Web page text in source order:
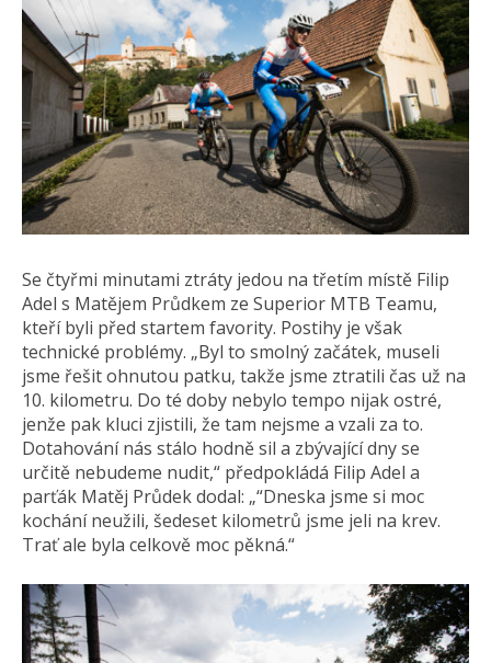
Se čtyřmi minutami ztráty jedou na třetím místě Filip
Adel s Matějem Průdkem ze Superior MTB Teamu,
kteří byli před startem favority. Postihy je však
technické problémy. „Byl to smolný začátek, museli
jsme řešit ohnutou patku, takže jsme ztratili čas už na
10. kilometru. Do té doby nebylo tempo nijak ostré,
jenže pak kluci zjistili, že tam nejsme a vzali za to.
Dotahování nás stálo hodně sil a zbývající dny se
určitě nebudeme nudit,“ předpokládá Filip Adel a
parťák Matěj Průdek dodal: „“Dneska jsme si moc
kochání neužili, šedeset kilometrů jsme jeli na krev.
Trať ale byla celkově moc pěkná.“